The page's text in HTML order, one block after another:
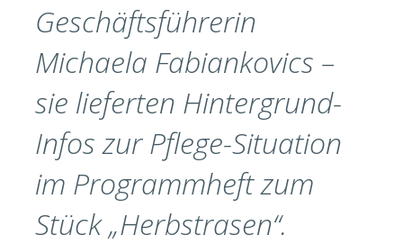
Geschäftsführerin
Michaela Fabiankovics –
sie lieferten Hintergrund-
Infos zur Pflege-Situation
im Programmheft zum
Stück „Herbstrasen“.